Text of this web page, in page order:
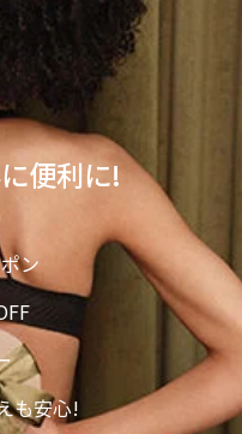
便利に!
ン
も安心!